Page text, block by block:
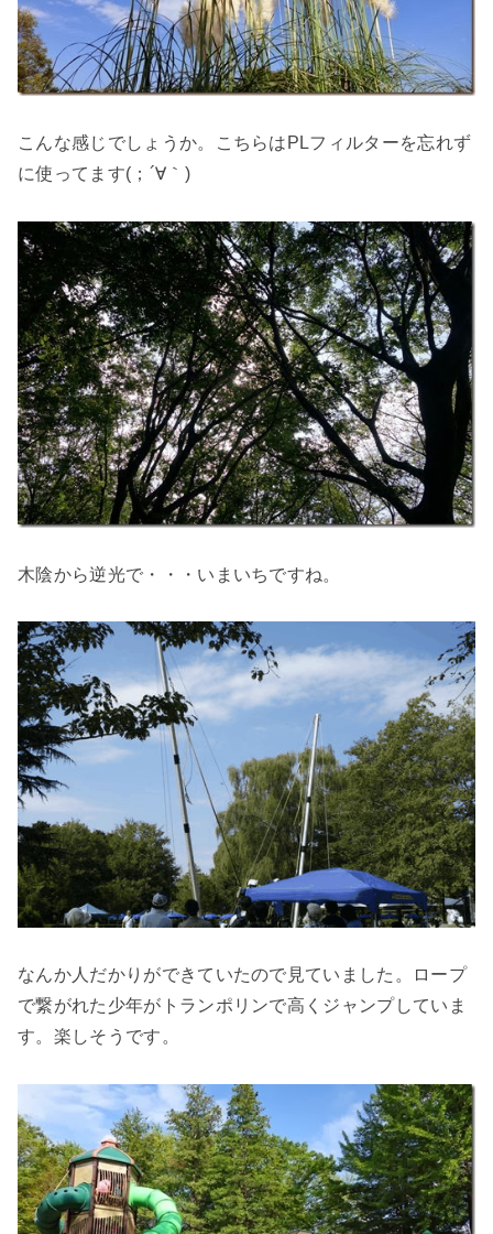
こんな感じでしょうか。こちらはPLフィルターを忘れず
に使ってます(；´∀｀)
木陰から逆光で・・・いまいちですね。
なんか人だかりができていたので見ていました。ロープ
で繋がれた少年がトランポリンで高くジャンプしていま
す。楽しそうです。